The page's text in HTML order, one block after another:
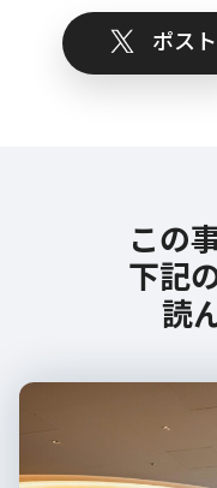
ポスト
この
下記
読